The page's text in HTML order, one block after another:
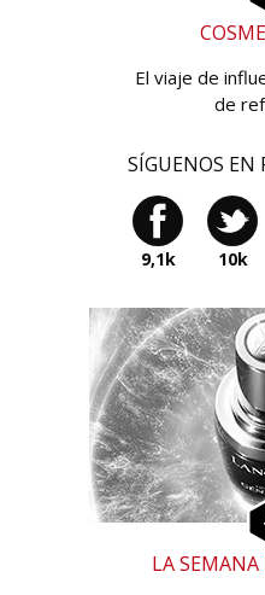
El viaje de
de
SÍGUENOS EN
9,1k 10k
LA